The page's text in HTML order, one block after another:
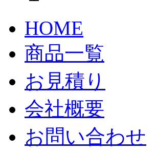
HOME
商品一覧
お見積り
会社概要
お問い合わせ